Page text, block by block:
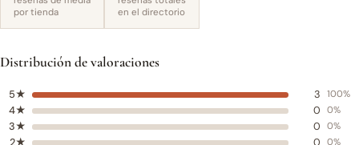
por tienda
en el directorio
Distribución de valoraciones
5★ 3 100%
4★ 0 0%
3★ 0 0%
2★ 0 0%